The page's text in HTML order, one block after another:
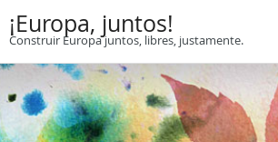
¡Europa, juntos!
Construir Europa juntos, libres, justamente.